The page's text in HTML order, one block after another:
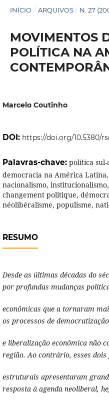
INÍCIO / ARQUIVOS / N. 27
MOVIMENTOS
POLÍTICA NA
Marcelo Coutinho
DOI: https://doi.org/10.5380/
Palavras-chave: política
democracia na América
nacionalismo,
changement politique,
néolibéralisme, populisme,
RESUMO
Desde as últimas décadas do
por profundas mudanças
econômicas que a tornaram
os processos de
e liberalização econômica não
região. Ao contrário, esses dois
estruturais apresentaram
resposta à agenda neoliberal,